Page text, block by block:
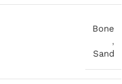
Bone
,
Sand